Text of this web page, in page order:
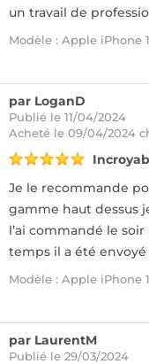
un travail de
Modèle : Apple iPhone
par LoganD
Publié le 11/04/2024
Acheté le 09/04/2024
Je le recommande
gamme haut dessus
l’ai commandé le
temps il a été envoyé
Modèle : Apple iPhone
par LaurentM
Publié le 29/03/2024